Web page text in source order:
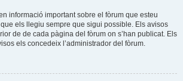
informació important sobre el fòrum que esteu
els llegiu sempre que sigui possible. Els avisos
de de cada pàgina del fòrum on s’han publicat. Els
els concedeix l’administrador del fòrum.